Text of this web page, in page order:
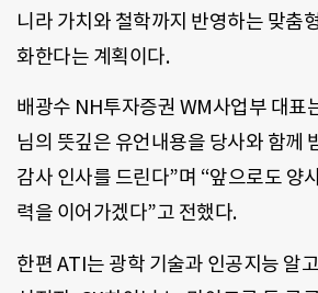
니라 가치와 철학까지 반영하는 맞춤
화한다는 계획이다.
배광수 NH투자증권 WM사업부 대표
님의 뜻깊은 유언내용을 당사와 함께
감사 인사를 드린다”며 “앞으로도 양
력을 이어가겠다”고 전했다.
한편 ATI는 광학 기술과 인공지능 알